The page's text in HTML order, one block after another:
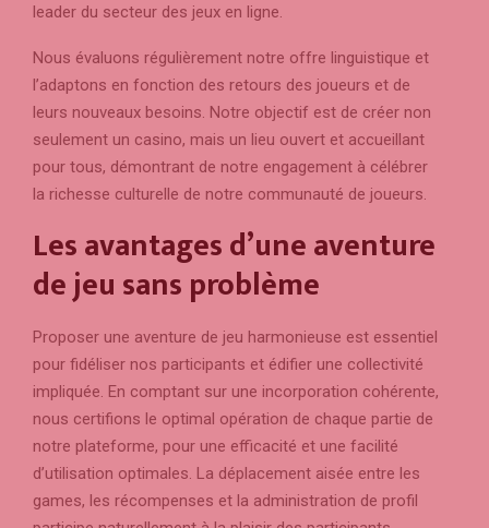
leader du secteur des jeux en ligne.
Nous évaluons régulièrement notre offre linguistique et
l’adaptons en fonction des retours des joueurs et de
leurs nouveaux besoins. Notre objectif est de créer non
seulement un casino, mais un lieu ouvert et accueillant
pour tous, démontrant de notre engagement à célébrer
la richesse culturelle de notre communauté de joueurs.
Les avantages d’une aventure
de jeu sans problème
Proposer une aventure de jeu harmonieuse est essentiel
pour fidéliser nos participants et édifier une collectivité
impliquée. En comptant sur une incorporation cohérente,
nous certifions le optimal opération de chaque partie de
notre plateforme, pour une efficacité et une facilité
d’utilisation optimales. La déplacement aisée entre les
games, les récompenses et la administration de profil